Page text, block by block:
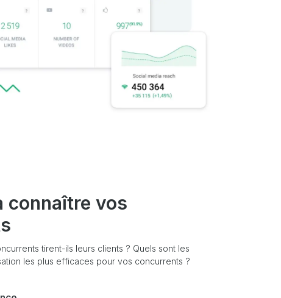
connaître vos
tirent-ils leurs clients ? Quels sont les
les plus efficaces pour vos concurrents ?